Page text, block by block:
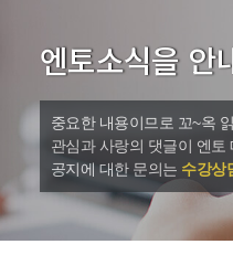
바로가기
엔토소식을 안
중요한 내용이므로 꼬~옥
관심과 사랑의 댓글이 엔
공지에 대한 문의는 수강상